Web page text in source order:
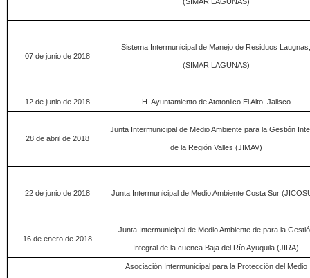
07 de junio de 2018
Sistema Intermunicipal de Manejo de Residuos Laugnas,
(SIMAR LAGUNAS)
12 de junio de 2018 H. Ayuntamiento de Atotonilco El Alto. Jalisco
28 de abril de 2018
Junta Intermunicipal de Medio Ambiente para la Gestión
de la Región Valles (JIMAV)
22 de junio de 2018 Junta Intermunicipal de Medio Ambiente Costa Sur
16 de enero de 2018
Junta Intermunicipal de Medio Ambiente de para la
Integral de la cuenca Baja del Río Ayuquila (JIRA)
Asociación Intermunicipal para la Protección del Medio